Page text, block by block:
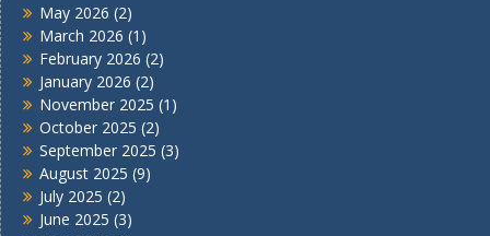
May 2026 (2)
March 2026 (1)
February 2026 (2)
January 2026 (2)
November 2025 (1)
October 2025 (2)
September 2025 (3)
August 2025 (9)
July 2025 (2)
June 2025 (3)